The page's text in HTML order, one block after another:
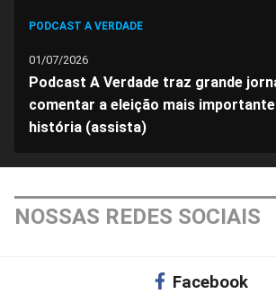
PODCAST A VERDADE
01/07/2026
Podcast A Verdade traz grande
comentar a eleição mais
história (assista)
NOSSAS REDES SOCIAIS
Facebook